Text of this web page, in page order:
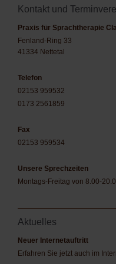
Kontakt und
Praxis für Sprachtherapie
Fenland-Ring 33
41334 Nettetal
Telefon
02153 959532
0173 2561859
Fax
02153 959534
Unsere Sprechzeiten
Montags-Freitag von 8.00-
Aktuelles
Neuer Internetauftritt
Erfahren Sie jetzt auch im